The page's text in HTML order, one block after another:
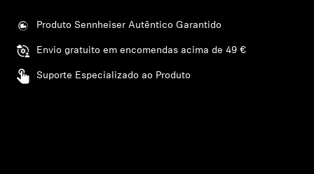
ApoioProduto Sennheiser Autêntico Garantido
Envio gratuito em encomendas acima de 49 €
Suporte Especializado ao Produto
Login required
Log in to your account to add products to your
wishlist and view your previously saved items.
Login